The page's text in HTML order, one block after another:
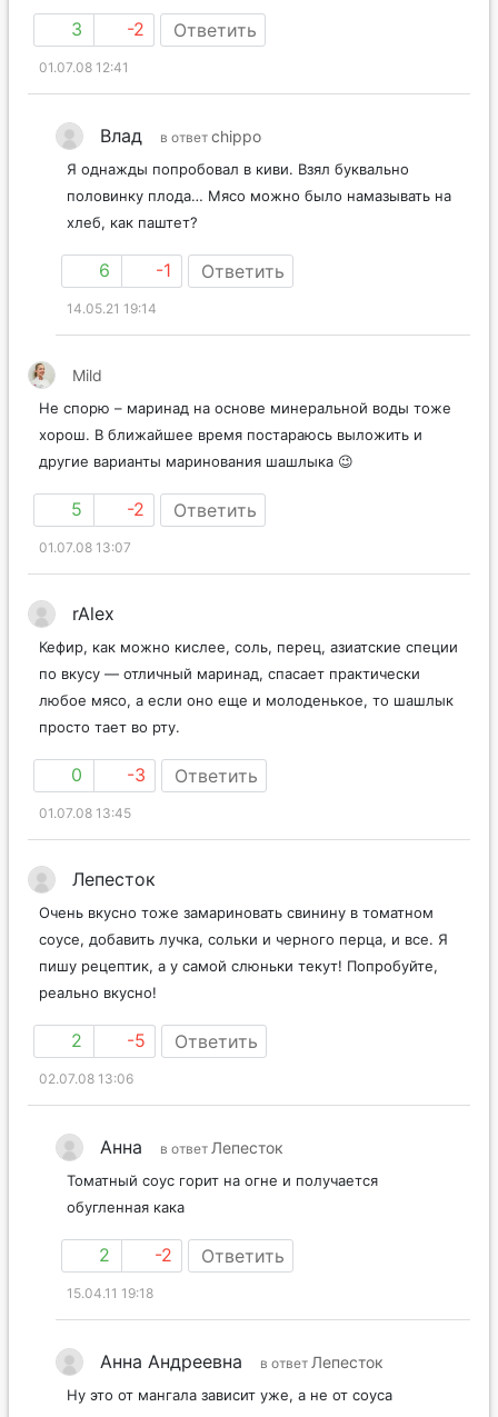
3 -2 Ответить
01.07.08 12:41
Влад в ответ chippo
Я однажды попробовал в киви. Взял буквально
половинку плода… Мясо можно было намазывать на
хлеб, как паштет?
6 -1 Ответить
14.05.21 19:14
Mild
Не спорю – маринад на основе минеральной воды тоже
хорош. В ближайшее время постараюсь выложить и
другие варианты маринования шашлыка 😉
5 -2 Ответить
01.07.08 13:07
rAlex
Кефир, как можно кислее, соль, перец, азиатские специи
по вкусу — отличный маринад, спасает практически
любое мясо, а если оно еще и молоденькое, то шашлык
просто тает во рту.
0 -3 Ответить
01.07.08 13:45
Лепесток
Очень вкусно тоже замариновать свинину в томатном
соусе, добавить лучка, сольки и черного перца, и все. Я
пишу рецептик, а у самой слюньки текут! Попробуйте,
реально вкусно!
2 -5 Ответить
02.07.08 13:06
Анна в ответ Лепесток
Томатный соус горит на огне и получается
обугленная кака
2 -2 Ответить
15.04.11 19:18
Анна Андреевна в ответ Лепесток
Ну это от мангала зависит уже, а не от соуса